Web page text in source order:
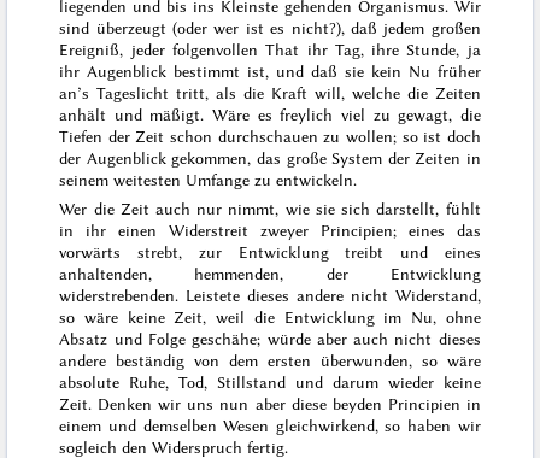
liegenden und bis ins Kleinste gehenden Organismus. Wir
sind überzeugt (oder wer ist es nicht?), daß jedem großen
Ereigniß, jeder folgenvollen That ihr Tag, ihre Stunde, ja
ihr Augenblick bestimmt ist, und daß sie kein Nu früher
an’s Tageslicht tritt, als die Kraft will, welche die Zeiten
anhält und mäßigt. Wäre es freylich viel zu gewagt, die
Tiefen der Zeit schon durchschauen zu wollen; so ist doch
der Augenblick gekommen, das große System der Zeiten in
seinem weitesten Umfange zu entwickeln.
Wer die Zeit auch nur nimmt, wie sie sich darstellt, fühlt
in ihr einen Widerstreit zweyer Principien; eines das
vorwärts strebt, zur Entwicklung treibt und eines
anhaltenden, hemmenden, der Entwicklung
widerstrebenden. Leistete dieses andere nicht Widerstand,
so wäre keine Zeit, weil die Entwicklung im Nu, ohne
Absatz und Folge geschähe; würde aber auch nicht dieses
andere beständig von dem ersten überwunden, so wäre
absolute Ruhe, Tod, Stillstand und darum wieder keine
Zeit. Denken wir uns nun aber diese beyden Principien in
einem und demselben Wesen gleichwirkend, so haben wir
sogleich den Widerspruch fertig.